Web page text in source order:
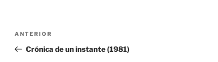
Navegación
entradas
Entrada
anterior:
ANTERIOR
Crónica de un instante (1981)